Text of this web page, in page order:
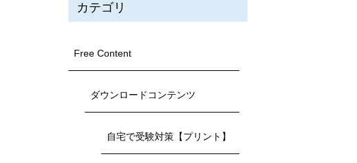
カテゴリ
Free Content
ダウンロードコンテンツ
自宅で受験対策【プリント】